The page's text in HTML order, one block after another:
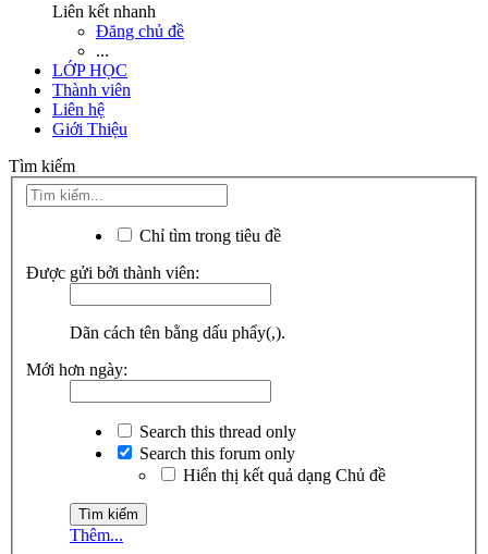
Liên kết nhanh
Đăng chủ đề
...
LỚP HỌC
Thành viên
Liên hệ
Giới Thiệu
Tìm kiếm
Chỉ tìm trong tiêu đề
Được gửi bởi thành viên:
Dãn cách tên bằng dấu phẩy(,).
Mới hơn ngày:
Search this thread only
Search this forum only
Hiển thị kết quả dạng Chủ đề
Thêm...